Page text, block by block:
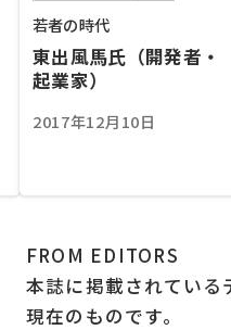
若者の時代
東出風馬氏（開発者・
起業家）
2017年12月10日
FROM EDITORS
本誌に掲載されてい
現在のものです。